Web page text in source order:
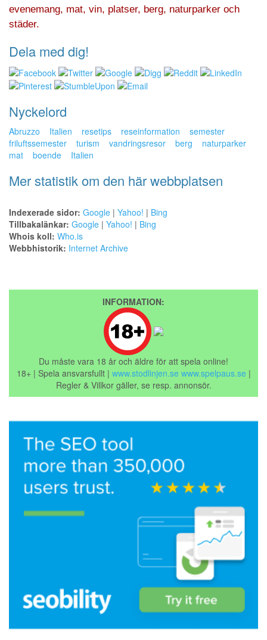
evenemang, mat, vin, platser, berg, naturparker och
städer.
Dela med dig!
Nyckelord
Abruzzo Italien resetips reseinformation
semester
friluftssemester
turism vandringsresor berg
naturparker
mat
boende Italien
Mer statistik om den här webbplatsen
Indexerade sidor: Google | Yahoo! | Bing
Tillbakalänkar: Google | Yahoo! | Bing
Whois koll: Who.is
Webbhistorik: Internet Archive
INFORMATION:
Du måste vara 18 år och äldre för att spela online!
18+ | Spela ansvarsfullt | www.stodlinjen.se www.spelpaus.se |
Regler & Villkor gäller, se resp. annonsör.